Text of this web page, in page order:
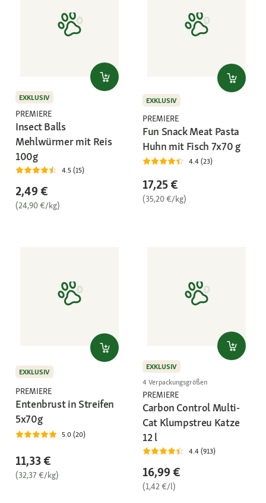
EXKLUSIV
PREMIERE
Insect Balls
Mehlwürmer mit Reis
100g
4.5 (15)
2,49 €
(24,90 €/kg)
EXKLUSIV
PREMIERE
Fun Snack Meat Pasta
Huhn mit Fisch 7x70 g
4.4 (23)
17,25 €
(35,20 €/kg)
EXKLUSIV
PREMIERE
Entenbrust in Streifen
5x70g
5.0 (20)
11,33 €
(32,37 €/kg)
EXKLUSIV
4 Verpackungsgrößen
PREMIERE
Carbon Control Multi-
Cat Klumpstreu Katze
12 l
4.4 (913)
16,99 €
(1,42 €/l)